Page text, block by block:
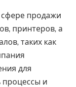
продажи
принтеров, а
таких как
для
процессы и